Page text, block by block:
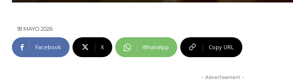
18 MAYO 2026
Facebook X WhatsApp Copy URL
- Advertisement -